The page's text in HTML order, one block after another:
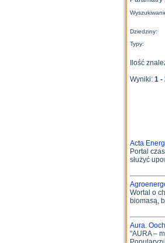
Dziedziny:
Typy:
Ilość
Wyniki: 1 -
Acta
Portal
służyć
Wortal o
biomasą,
Aura.
"AURA –